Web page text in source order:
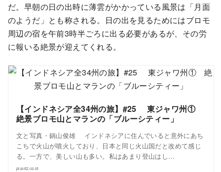
だ。早朝の日の出時に薄雲がかかっている風景は「月面
のようだ」とも称される。日の出を見るためにはブロモ
周辺の宿を午前3時半ごろに出る必要があるが、その労
に報いる絶景が迎えてくれる。
【インドネシア全34州の旅】#25 東ジャワ州①
絶景ブロモ山とマランの「ブルーシティー」
文と写真・鍋山俊雄 インドネシアに住んでいると意外にあち
こちで火山が噴火しており、日本と同じ火山国だと改めて感じ
る。一方で、美しい山も多い。私はあまり登山はし…
plus62.co.id